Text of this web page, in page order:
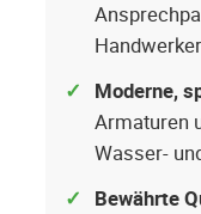
Moderne,
Armaturen
Wasser-
Bewährte